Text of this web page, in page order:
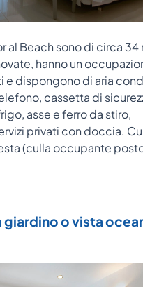
al Beach sono di circa 34
hanno un
e dispongono di aria
cassetta di
asse e ferro da stiro,
privati con doccia.
(culla occupante
giardino o vista